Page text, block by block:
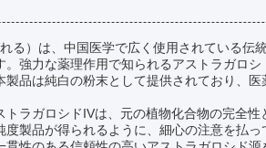
る）は、中国医学で広く使用されている伝
強力な薬理作用で知られるアストラガロ
品は純白の粉末として提供されており、医
ラガロシドIVは、元の植物化合物の完全
製品が得られるように、細心の注意を払